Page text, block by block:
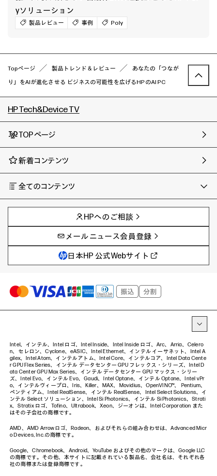
yソリューション
製品レビュー 事例 Poly
Topページ 製品トレンド＆レビュー
あなたの「つなが
り」をAIが進化させる ビジネスの可能性を広げるHPのAI PC
HP Tech&Device TV
TOPページ
新着コンテンツ
全てのコンテンツ
AIの進化と活用事例
製品トレンド & レビュー
サイバーセキュリティ
教育とテクノロジー
ハイブリッドワーク
プリンター
事例
イベントレポート
AI PC
AIワークステーション
Poly
WXP（DEXツール）
タグ一覧
HPへのご相談
メールニュース会員登録
日本HP 公式Webサイト
Intel、インテル、Intel ロゴ、Intel Inside、Intel Inside ロゴ、Arc、Arria、Celero
n、セレロン、Cyclone、eASIC、Intel Ethernet、インテル イーサネット、Intel A
gilex、Intel Atom、インテルアトム、Intel Core、インテルコア、Intel Data Cente
r GPU Flex Series、インテル データセンター GPU フレックス・シリーズ、Intel D
ata Center GPU Max Series、インテル データセンター GPU マックス・シリー
ズ、Intel Evo、インテル Evo、Gaudi、Intel Optane、インテル Optane、Intel vPr
o、インテルヴィープロ、Iris、Killer、MAX、Movidius、OpenVINO™、 Pentium、
ペンティアム、Intel RealSense、インテル RealSense、Intel Select Solutions、イ
ンテル Select ソリューション、Intel Si Photonics、インテル Si Photonics、Strati
x、Stratix ロゴ、Tofino、Ultrabook、Xeon、ジーオンは、Intel Corporation また
はその子会社の商標です。
AMD、AMD Arrowロゴ、Radeon、およびそれらの組み合わせは、Advanced Micr
o Devices, Inc.の商標です。
Google、Chromebook、Android、YouTube およびその他のマークは、Google LLC
の商標です。その他、本サイトに記載されている製品名、会社名は、それぞれ各
社の商標または登録商標です。